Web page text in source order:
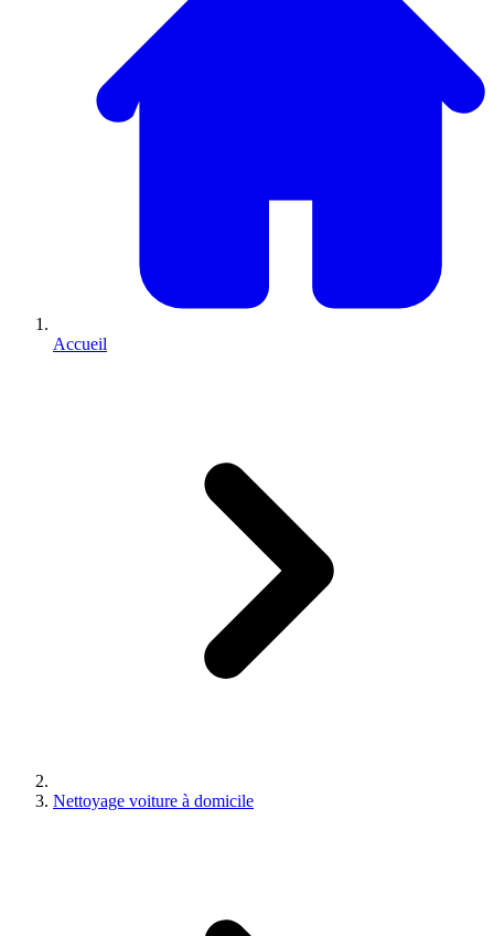
Accueil
Nettoyage voiture à domicile